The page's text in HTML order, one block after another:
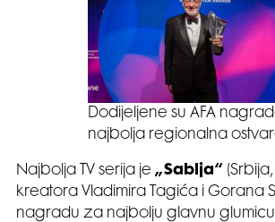
Dodijeljene su AFA
najbolja regionalna
Najbolja TV serija je „Sablja“
kreatora Vladimira Tagića i Gorana
nagradu za najbolju glavnu glumicu